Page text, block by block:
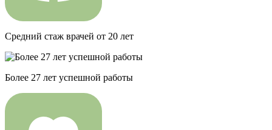
Средний стаж врачей от 20 лет
Более 27 лет успешной работы